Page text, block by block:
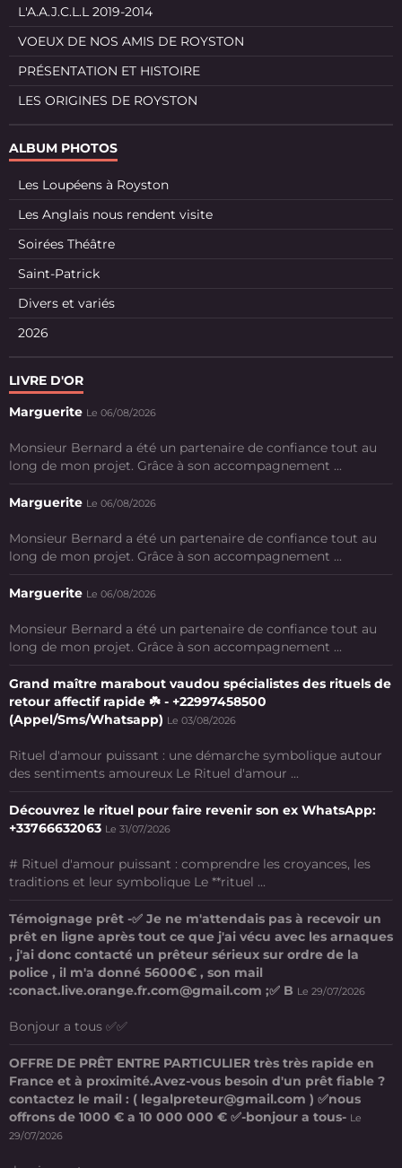
L'A.A.J.C.L.L 2019-2014
VOEUX DE NOS AMIS DE ROYSTON
PRÉSENTATION ET HISTOIRE
LES ORIGINES DE ROYSTON
ALBUM PHOTOS
Les Loupéens à Royston
Les Anglais nous rendent visite
Soirées Théâtre
Saint-Patrick
Divers et variés
2026
LIVRE D'OR
Marguerite Le 06/08/2026
Monsieur Bernard a été un partenaire de confiance tout au
long de mon projet. Grâce à son accompagnement ...
Marguerite Le 06/08/2026
Monsieur Bernard a été un partenaire de confiance tout au
long de mon projet. Grâce à son accompagnement ...
Marguerite Le 06/08/2026
Monsieur Bernard a été un partenaire de confiance tout au
long de mon projet. Grâce à son accompagnement ...
Grand maître marabout vaudou spécialistes des rituels de
retour affectif rapide ☘️ - +22997458500
(Appel/Sms/Whatsapp) Le 03/08/2026
Rituel d'amour puissant : une démarche symbolique autour
des sentiments amoureux Le Rituel d'amour ...
Découvrez le rituel pour faire revenir son ex WhatsApp:
+33766632063 Le 31/07/2026
# Rituel d'amour puissant : comprendre les croyances, les
traditions et leur symbolique Le **rituel ...
Témoignage prêt -✅ Je ne m'attendais pas à recevoir un
prêt en ligne après tout ce que j'ai vécu avec les arnaques
, j'ai donc contacté un prêteur sérieux sur ordre de la
police , il m'a donné 56000€ , son mail
:conact.live.orange.fr.com@gmail.com ;✅ B Le 29/07/2026
Bonjour a tous ✅✅
OFFRE DE PRÊT ENTRE PARTICULIER très très rapide en
France et à proximité.Avez-vous besoin d'un prêt fiable ?
contactez le mail : ( legalpreteur@gmail.com ) ✅nous
offrons de 1000 € a 10 000 000 € ✅-bonjour a tous- Le
29/07/2026